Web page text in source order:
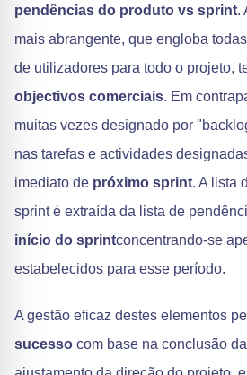
pendências do produto vs sprint.
mais abrangente, que engloba
de utilizadores para todo o projeto,
objectivos comerciais. Em
muitas vezes designado por
nas tarefas e actividades
imediato de próximo sprint. A lista
sprint é extraída da lista de
início do sprintconcentrando-se
estabelecidos para esse período.
A gestão eficaz destes elementos
sucesso com base na conclusão